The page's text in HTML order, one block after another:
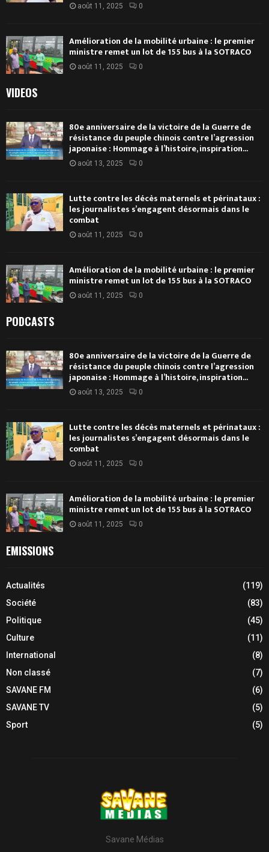
août 11, 2025 0
Amélioration de la mobilité urbaine : le premier
ministre remet un lot de 155 bus à la SOTRACO
août 11, 2025 0
VIDEOS
80e anniversaire de la victoire de la Guerre de
résistance du peuple chinois contre l’agression
japonaise : Hommage à l’histoire, inspiration...
août 13, 2025 0
Lutte contre les décès maternels et périnataux :
les journalistes s’engagent désormais dans le
combat
août 11, 2025 0
Amélioration de la mobilité urbaine : le premier
ministre remet un lot de 155 bus à la SOTRACO
août 11, 2025 0
PODCASTS
80e anniversaire de la victoire de la Guerre de
résistance du peuple chinois contre l’agression
japonaise : Hommage à l’histoire, inspiration...
août 13, 2025 0
Lutte contre les décès maternels et périnataux :
les journalistes s’engagent désormais dans le
combat
août 11, 2025 0
Amélioration de la mobilité urbaine : le premier
ministre remet un lot de 155 bus à la SOTRACO
août 11, 2025 0
EMISSIONS
Actualités
(119)
Société
(83)
Politique
(45)
Culture
(11)
International
(8)
Non classé
(7)
SAVANE FM
(6)
SAVANE TV
(5)
Sport
(5)
Savane Médias